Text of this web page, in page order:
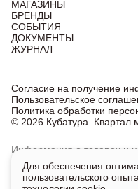
МАГАЗИНЫ
БРЕНДЫ
СОБЫТИЯ
ДОКУМЕНТЫ
ЖУРНАЛ
© 2026 Кубатура. Квартал
Согласие на получение
Пользовательское
Политика обработки
Информация о товарах и
публичной офертой,
характер.
Для получения
Для обеспечения
пользовательского